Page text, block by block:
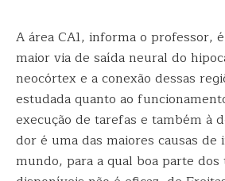
A área CA1, informa o professor,
maior via de saída neural do
neocórtex e a conexão dessas
estudada quanto ao
execução de tarefas e também à
dor é uma das maiores causas de
mundo, para a qual boa parte